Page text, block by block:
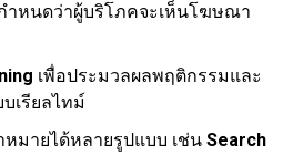
ำหนดว่าผู้บริโภคจะเห็นโฆษณา
เพื่อประมวลผลพฤติกรรมและ
เรียลไทม์
มายได้หลายรูปแบบ เช่น Search